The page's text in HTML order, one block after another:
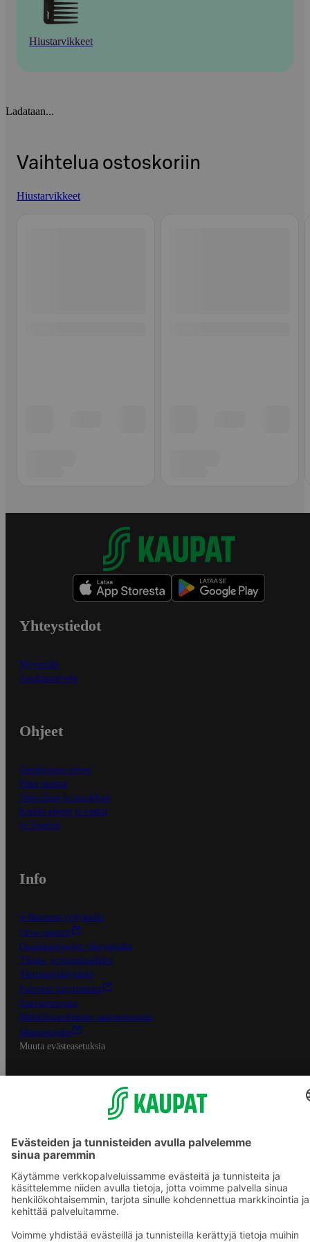
Hiustarvikkeet
Ladataan...
Vaihtelua ostoskoriin
Hiustarvikkeet
Yhteystiedot
Myymälät
Asiakaspalvelu
Ohjeet
Ensitilaajan ohjeet
Näin maksat
Näin tilaat ja muokkaat
Kaikki ohjeet ja vinkit
In English
Info
S-Business yrityksille
Oiva-raportit
Osuuskauppojen yhteystiedot
Tilaus- ja toimitusehdot
Tietosuojakäytäntö
Palvelun käyttöehdot
Saavutettavuus
Mobiilisovelluksen saavutettavuus
Mainostajalle
Muuta evästeasetuksia
S-ryhmän palvelut
S-ryhmä
Asiakasomistajuus
Yhteishyvä Ruoka -sovellus
S-ostoslista -sovellus
Prisma.fi
Sokos.fi
S-Pankki